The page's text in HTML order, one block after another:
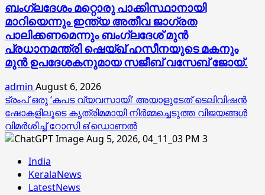
ബംഗ്ലദേശം മറ്റൊരു പാക്കിസ്ഥാനായി
മാറിയെന്നും ഇന്ത്യ അതീവ ജാഗ്രത
പാലിക്കണമെന്നും ബംഗ്ലദേശ് മുൻ
പ്രധാനമന്ത്രി ഷെയ്ഖ് ഹസീനയുടെ മകനും
മുൻ ഉപദേശകനുമായ സജീബ് വസേബ് ജോയ്.
admin August 6, 2026
ട്രംപ് ഒരു ‘കപട വ്യവസായി’ അയാളുടേത് ടെലിവിഷന്‍
ഷോകളിലൂടെ കൃത്രിമമായി നിര്‍മ്മച്ചെടുത്ത വിജയങ്ങള്‍
വിമര്‍ശിച്ച് റോസി ഒ’ഡൊണല്‍
3
India
KeralaNews
LatestNews